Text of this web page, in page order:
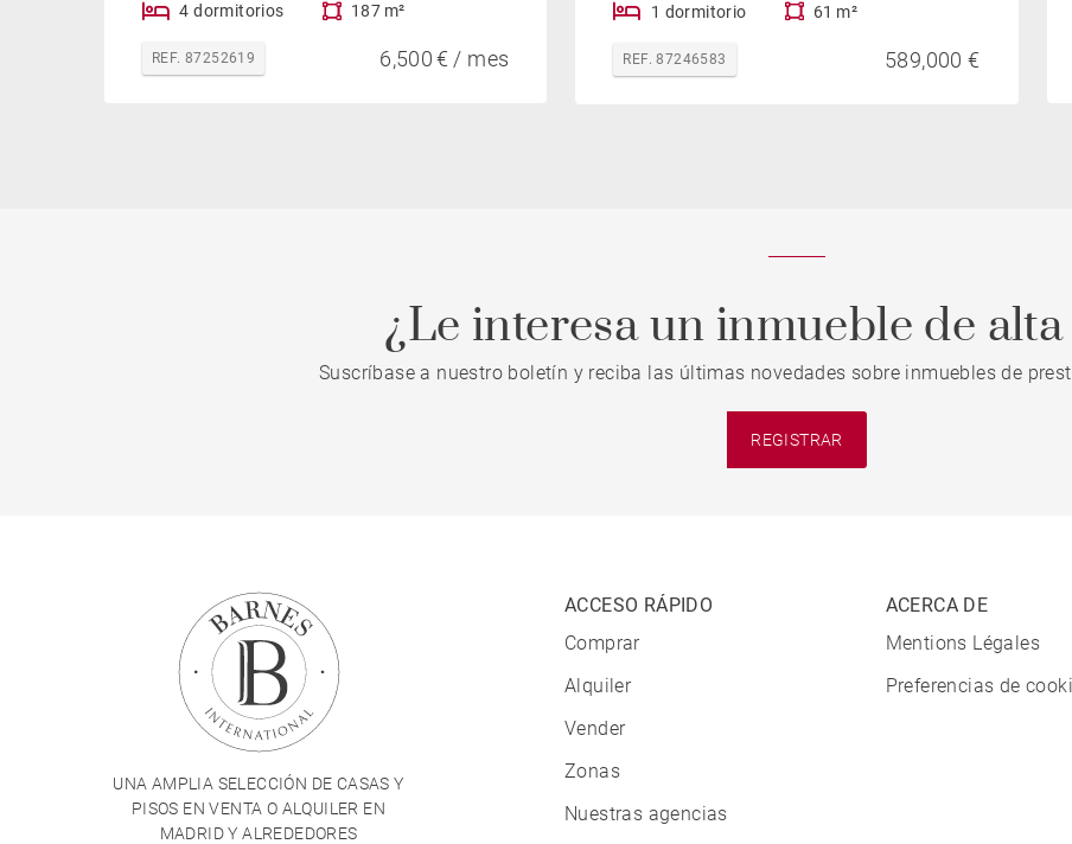
4 dormitorios 187 m²
REF. 87252619 6,500 € / mes
1 dormitorio 61 m²
REF. 87246583 589,000 €
¿Le interesa un inmueble de alta
Suscríbase a nuestro boletín y reciba las últimas novedades sobre inmuebles de
REGISTRAR
UNA AMPLIA SELECCIÓN DE CASAS Y
PISOS EN VENTA O ALQUILER EN
MADRID Y ALREDEDORES
ACCESO RÁPIDO
Comprar
Alquiler
Vender
Zonas
Nuestras agencias
ACERCA DE
Mentions Légales
Preferencias de